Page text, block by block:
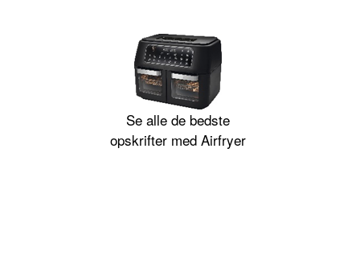
Se alle de bedste
opskrifter med Airfryer